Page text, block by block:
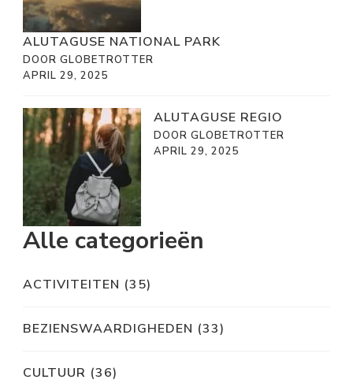
ALUTAGUSE NATIONAL PARK
DOOR GLOBETROTTER
APRIL 29, 2025
ALUTAGUSE REGIO
DOOR GLOBETROTTER
APRIL 29, 2025
Alle categorieën
ACTIVITEITEN (35)
BEZIENSWAARDIGHEDEN (33)
CULTUUR (36)